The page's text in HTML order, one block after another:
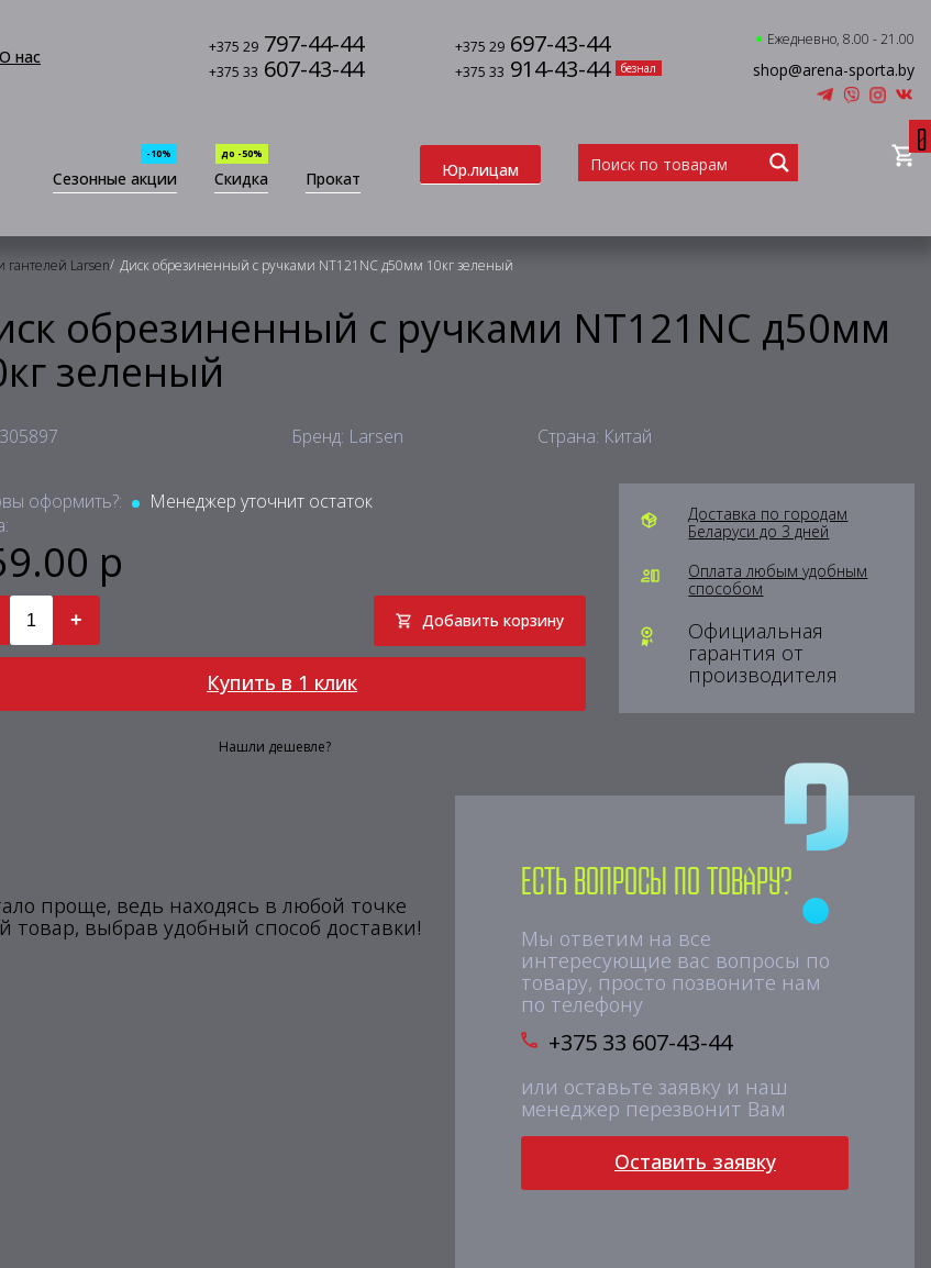
О нас +375 29 797-44-44 +375 29 697-43-44
+375 33 607-43-44 +375 33 914-43-44 безнал
Ежедневно, 8.00 - 21.00
shop@arena-sporta.by
Сезонные акции
-10%
Скидка
до -50%
Прокат Юр.лицам
0
гантелей Larsen/ Диск обрезиненный с ручками NT121NС д50мм 10кг зеленый
обрезиненный с ручками NT121NС д50мм
зеленый
Бренд: Larsen Страна: Китай
оформить?:
Менеджер уточнит остаток
р
+ Добавить корзину
Купить в 1 клик
Нашли дешевле?
Доставка по городам
Беларуси до 3 дней
Оплата любым удобным
способом
Официальная
гарантия от
производителя
проще, ведь находясь в любой точке
выбрав удобный способ доставки!
Есть вопросы по товару?
Мы ответим на все
интересующие вас вопросы по
товару, просто позвоните нам
по телефону
+375 33 607-43-44
или оставьте заявку и наш
менеджер перезвонит Вам
Оставить заявку